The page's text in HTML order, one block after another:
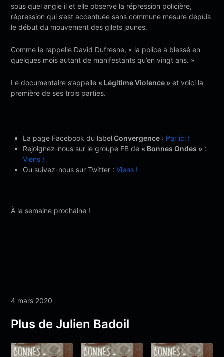
sous quel angle il et elle observe la répression policière,
répression qui s’est accentuée sans commune mesure depuis
le début du mouvement des gilets jaunes.
Comme le rappelle David Dufresne, « la police à blessé en
quelques mois autant de manifestants qu’en vingt ans. »
Le documentaire s’appelle « Légitime Violence » et voici la
première de ses trois parties.
La page Facebook du labelConvergence : Par ici !
Rejoignez-nous sur le groupe FB de « Bonnes Ondes » :
Viens !
Ou suivez-nous sur Twitter :Viens !
À la semaine prochaine !
4 mars 2020
Plus de Julien Badoil